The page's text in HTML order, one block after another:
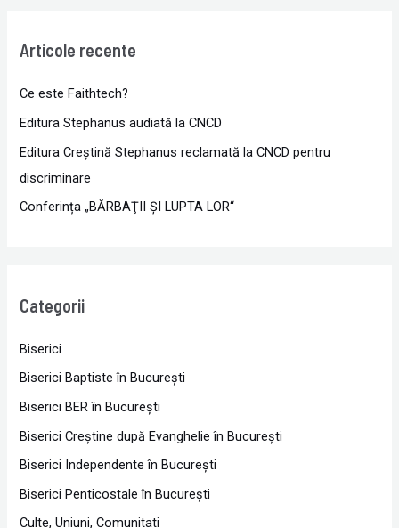
Articole recente
Ce este Faithtech?
Editura Stephanus audiată la CNCD
Editura Creștină Stephanus reclamată la CNCD pentru
discriminare
Conferința „BĂRBAŢII ŞI LUPTA LOR“
Categorii
Biserici
Biserici Baptiste în Bucureşti
Biserici BER în Bucureşti
Biserici Creştine după Evanghelie în Bucureşti
Biserici Independente în Bucureşti
Biserici Penticostale în Bucureşti
Culte, Uniuni, Comunitati